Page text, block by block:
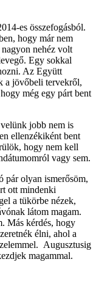
es összefogásból.
hogy már nem
nehéz volt
Egy sokkal
Az Együtt
a jövőbeli tervekről,
még egy párt bent
jobb nem is
ellenzékiként bent
hogy nem kell
vagy sem.
olyan ismerősöm,
ott mindenki
a tükörbe nézek,
látom magam.
Más kérdés, hogy
élni, ahol a
Augusztusig
magammal.